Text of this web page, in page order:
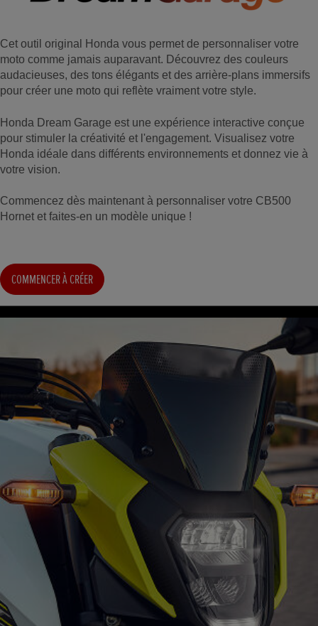
Cet outil original Honda vous permet de personnaliser votre
moto comme jamais auparavant. Découvrez des couleurs
audacieuses, des tons élégants et des arrière-plans immersifs
pour créer une moto qui reflète vraiment votre style.
Honda Dream Garage est une expérience interactive conçue
pour stimuler la créativité et l'engagement. Visualisez votre
Honda idéale dans différents environnements et donnez vie à
votre vision.
Commencez dès maintenant à personnaliser votre CB500
Hornet et faites-en un modèle unique !
COMMENCER À CRÉER